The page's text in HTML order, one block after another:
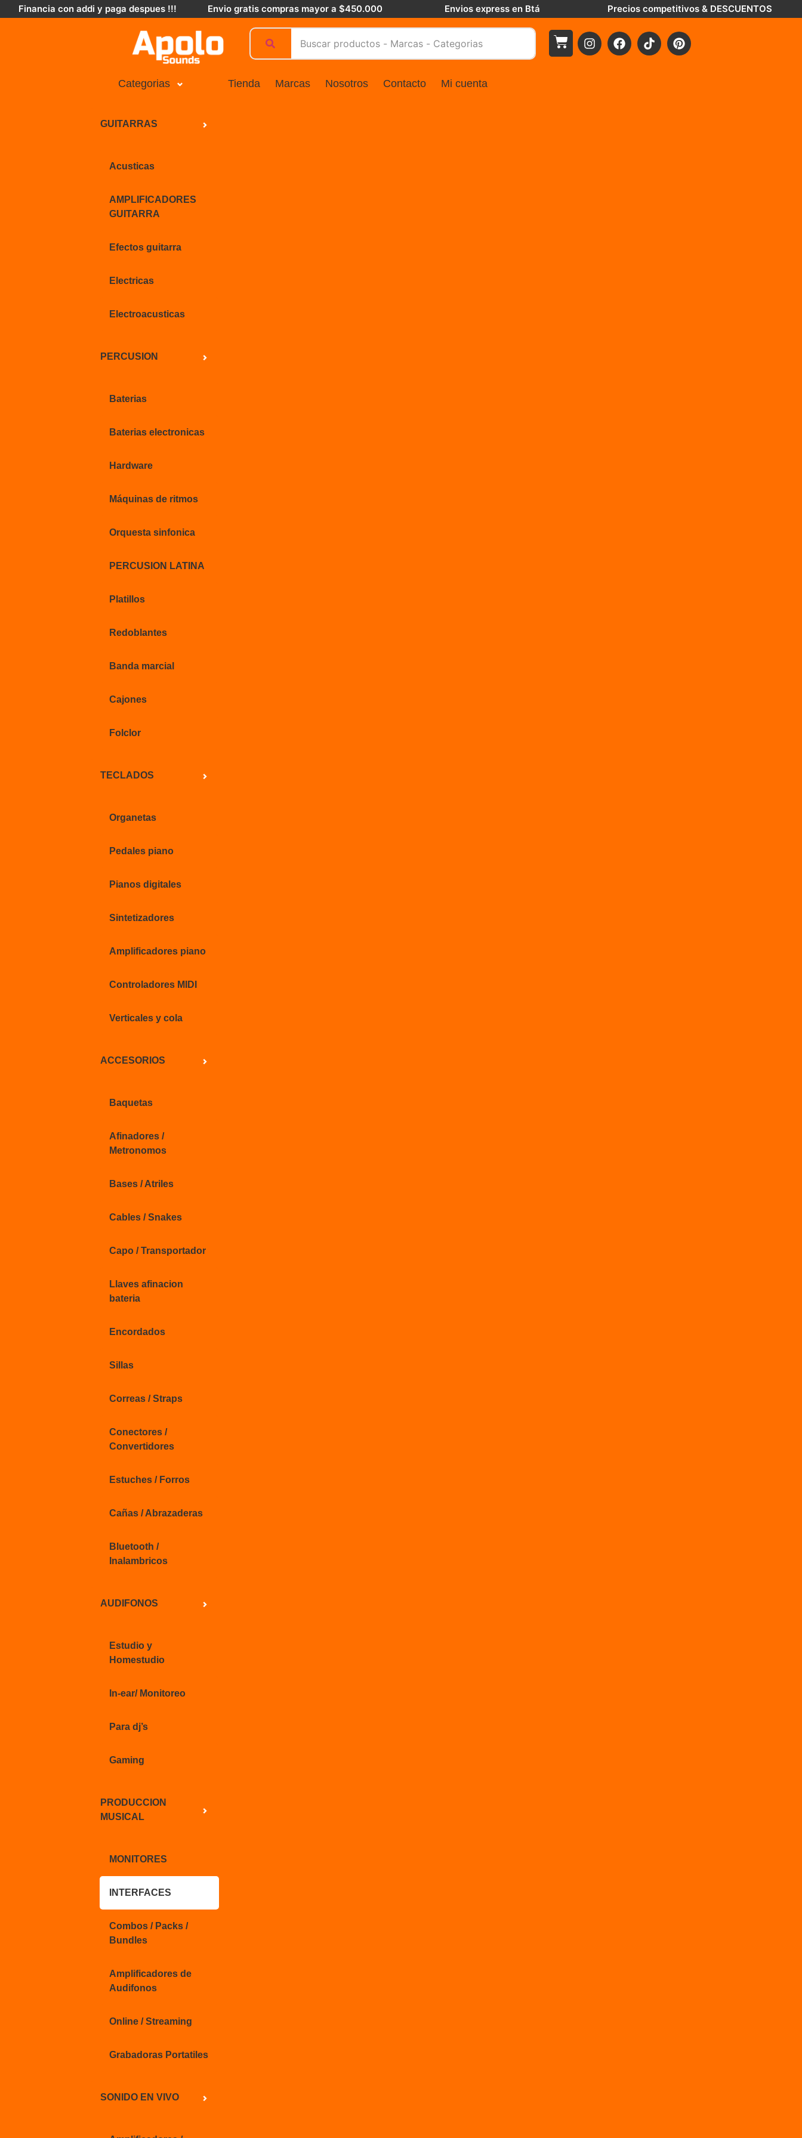
Financia con addi y paga despues !!! Envio gratis compras mayor a $450.000 Envios express en Btá Precios competitivos & DESCUENTOS
Categorias
GUITARRAS
Acusticas
AMPLIFICADORES
GUITARRA
Efectos guitarra
Electricas
Electroacusticas
PERCUSION
Baterias
Baterias electronicas
Hardware
Máquinas de ritmos
Orquesta sinfonica
PERCUSION LATINA
Platillos
Redoblantes
Banda marcial
Cajones
Folclor
TECLADOS
Organetas
Pedales piano
Pianos digitales
Sintetizadores
Amplificadores piano
Controladores MIDI
Verticales y cola
ACCESORIOS
Baquetas
Afinadores /
Metronomos
Bases / Atriles
Cables / Snakes
Capo / Transportador
Llaves afinacion
bateria
Encordados
Sillas
Correas / Straps
Conectores /
Convertidores
Estuches / Forros
Cañas / Abrazaderas
Bluetooth /
Inalambricos
AUDIFONOS
Estudio y
Homestudio
In-ear/ Monitoreo
Para dj’s
Gaming
PRODUCCION
MUSICAL
MONITORES
INTERFACES
Combos / Packs /
Bundles
Amplificadores de
Audifonos
Online / Streaming
Grabadoras Portatiles
SONIDO EN VIVO
Tienda Marcas Nosotros Contacto Mi cuenta